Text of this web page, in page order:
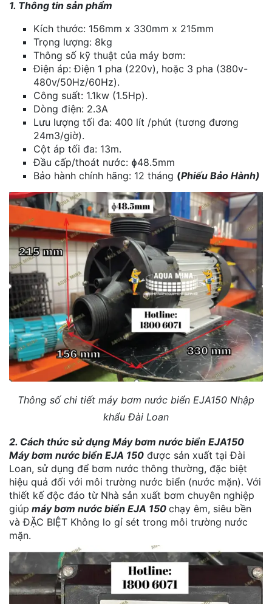
1. Thông tin sản phẩm
Kích thước: 156mm x 330mm x 215mm
Trọng lượng: 8kg
Thông số kỹ thuật của máy bơm:
Điện áp: Điện 1 pha (220v), hoặc 3 pha (380v-
480v/50Hz/60Hz).
Công suất: 1.1kw (1.5Hp).
Dòng điện: 2.3A
Lưu lượng tối đa: 400 lít /phút (tương đương
24m3/giờ).
Cột áp tối đa: 13m.
Đầu cấp/thoát nước: ɸ48.5mm
Bảo hành chính hãng: 12 tháng (Phiếu Bảo Hành)
Thông số chi tiết máy bơm nước biển EJA150 Nhập
khẩu Đài Loan
2. Cách thức sử dụng Máy bơm nước biển EJA150
Máy bơm nước biển EJA 150 được sản xuất tại Đài
Loan, sử dụng để bơm nước thông thường, đặc biệt
hiệu quả đối với môi trường nước biển (nước mặn). Với
thiết kế độc đáo từ Nhà sản xuất bơm chuyên nghiệp
giúp máy bơm nước biển EJA 150 chạy êm, siêu bền
và ĐẶC BIỆT Không lo gỉ sét trong môi trường nước
mặn.